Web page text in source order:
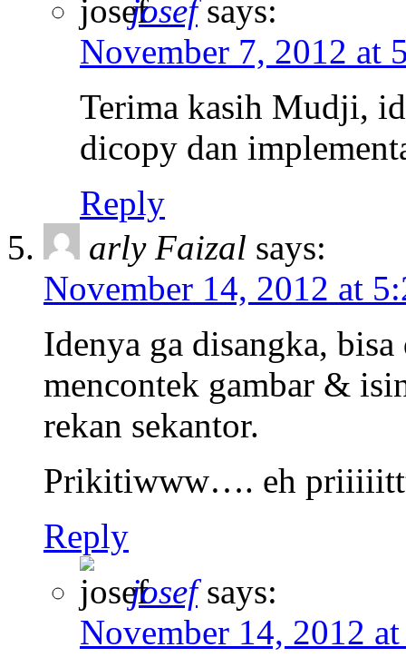
josef says:
November 7, 2012 at
Terima kasih Mudji,
dicopy dan
Reply
arly Faizal says:
November 14, 2012 at
Idenya ga disangka,
mencontek gambar &
rekan sekantor.
Prikitiwww…. eh
Reply
josef says:
November 14, 2012